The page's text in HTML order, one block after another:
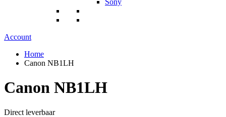
Sony
Account
Home
Canon NB1LH
Canon NB1LH
Direct leverbaar